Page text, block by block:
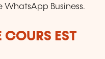
WhatsApp Business.
COURS EST